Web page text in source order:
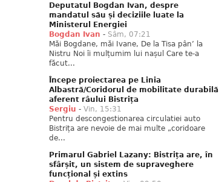
Deputatul Bogdan Ivan, despre
mandatul său și deciziile luate la
Ministerul Energiei
Bogdan Ivan - Sâm, 07:21
Măi Bogdane, măi Ivane, De la Tisa pân’ la
Nistru Noi îi mulțumim lui nașul Care te-a
făcut...
Începe proiectarea pe Linia
Albastră/Coridorul de mobilitate durabilă
aferent râului Bistrița
Sergiu - Vin, 15:31
Pentru descongestionarea circulatiei auto
Bistrița are nevoie de mai multe „coridoare
de...
Primarul Gabriel Lazany: Bistrița are, în
sfârșit, un sistem de supraveghere
funcțional și extins